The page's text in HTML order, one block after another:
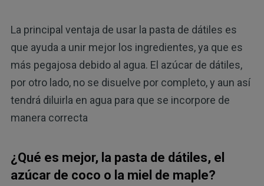
La principal ventaja de usar la pasta de dátiles es
que ayuda a unir mejor los ingredientes, ya que es
más pegajosa debido al agua. El azúcar de dátiles,
por otro lado, no se disuelve por completo, y aun así
tendrá diluirla en agua para que se incorpore de
manera correcta
¿Qué es mejor, la pasta de dátiles, el
azúcar de coco o la miel de maple?